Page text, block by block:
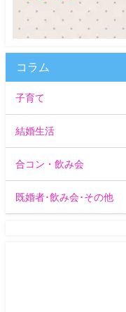
コラム
子育て
結婚生活
合コン・飲み会
既婚者･飲み会･その他